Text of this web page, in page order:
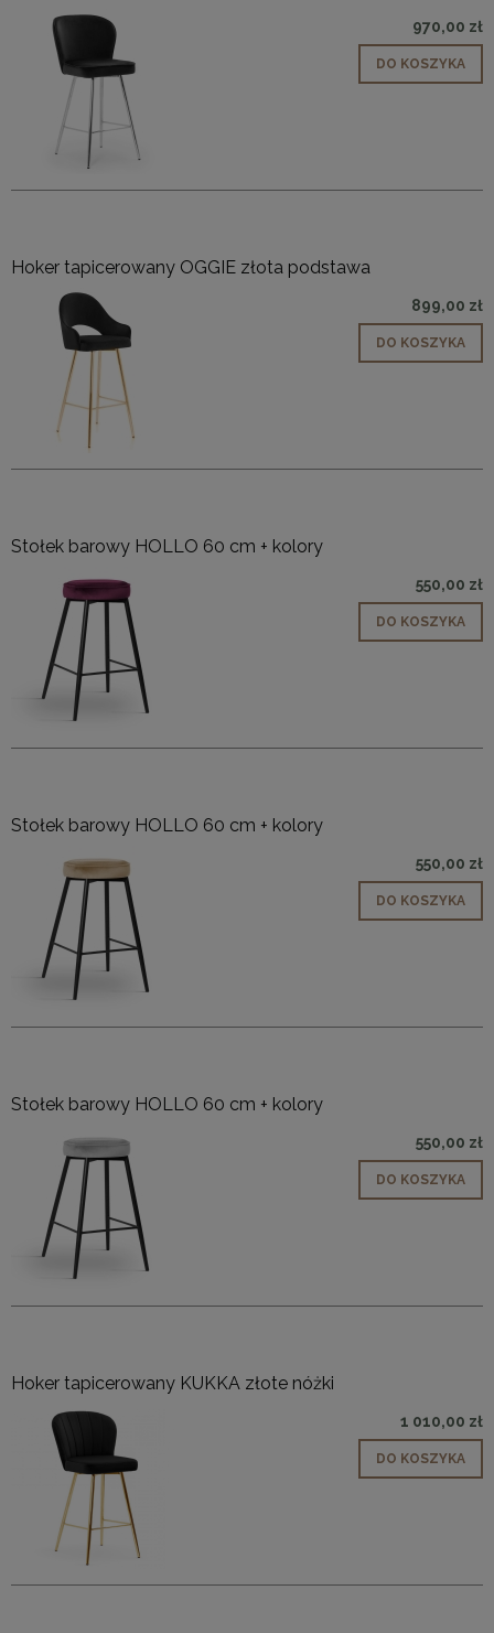
970,00 zł
DO KOSZYKA
Hoker tapicerowany OGGIE złota podstawa
899,00 zł
DO KOSZYKA
Stołek barowy HOLLO 60 cm + kolory
550,00 zł
DO KOSZYKA
Stołek barowy HOLLO 60 cm + kolory
550,00 zł
DO KOSZYKA
Stołek barowy HOLLO 60 cm + kolory
550,00 zł
DO KOSZYKA
Hoker tapicerowany KUKKA złote nóżki
1 010,00 zł
DO KOSZYKA